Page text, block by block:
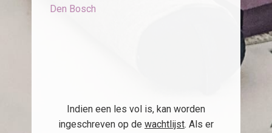
Den Bosch
Indien een les vol is, kan worden
ingeschreven op de wachtlijst. Als er